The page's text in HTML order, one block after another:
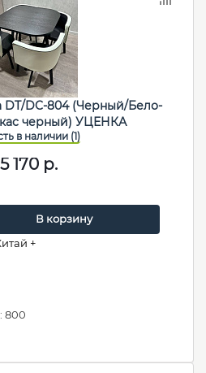
DT/DC-804 (Черный/Бело-
черный) УЦЕНКА
170 р.
В корзину
+
: 800